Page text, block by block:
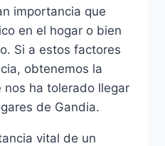
importancia que
en el hogar o bien
Si a estos factores
obtenemos la
ha tolerado llegar
de Gandia.
vital de un